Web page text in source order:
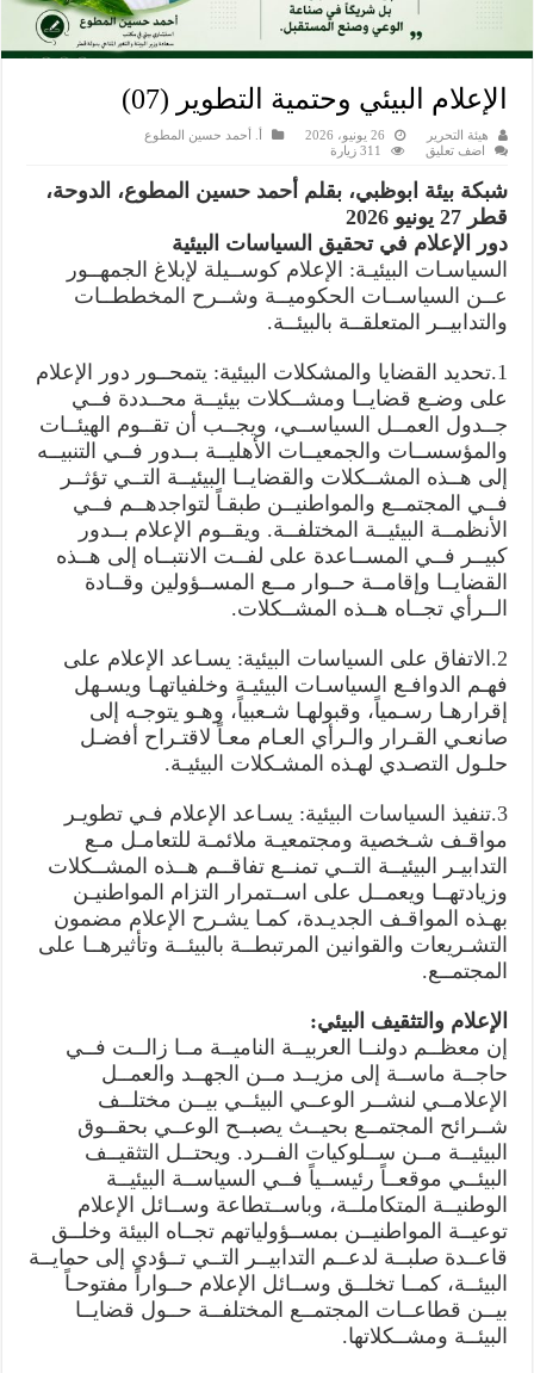
الإعلام البيئي وحتمية التطوير (07)
هيئة التحرير 26 يونيو، 2026
أ. أحمد حسين المطوع
اضف تعليق
311 زيارة
شبكة بيئة ابوظبي، بقلم أحمد حسين المطوع، الدوحة،
قطر 27 يونيو 2026
دور الإعلام في تحقيق السياسات البيئية
السياسـات البيئيـة: الإعلام كوســيلة لإبلاغ الجمهــور
عــن السياســات الحكوميــة وشــرح المخططــات
والتدابيــر المتعلقــة بالبيئــة.
1.تحديد القضايا والمشكلات البيئية: یتمحــور دور الإعلام
على وضـع قضايــا ومشــكلات بيئيــة محــددة فــي
جــدول العمــل السياســي، ويجــب أن تقــوم الهيئــات
والمؤسســات والجمعيــات الأهليــة بــدور فــي التنبيــه
إلى هــذه المشــكلات والقضايــا البيئيــة التــي تؤثــر
فــي المجتمــع والمواطنيــن طبقـاً لتواجدهــم فــي
الأنظمــة البيئيــة المختلفــة. ويقــوم الإعلام بــدور
كبيــر فــي المســاعدة على لفــت الانتبــاه إلى هــذه
القضايــا وإقامــة حــوار مــع المســؤولين وقــادة
الــرأي تجــاه هــذه المشــكلات.
2.الاتفاق على السياسات البيئية: يسـاعد الإعلام على
فهـم الدوافـع السياسـات البيئيـة وخلفياتهـا ويسـهل
إقرارهـا رسـمياً، وقبولهـا شـعبياً، وهـو يتوجـه إلى
صانعـي القـرار والـرأي العـام معـاً لاقتـراح أفضـل
حلـول التصـدي لهـذه المشـكلات البيئيـة.
3.تنفيذ السياسات البيئية: يسـاعد الإعلام فـي تطويـر
مواقـف شـخصية ومجتمعيـة ملائمـة للتعامـل مـع
التدابيـر البيئيــة التــي تمنــع تفاقــم هــذه المشــكلات
وزيادتهــا ويعمــل على اســتمرار التزام المواطنيـن
بهـذه المواقـف الجديـدة، كمـا يشـرح الإعلام مضمون
التشـريعات والقوانين المرتبطــة بالبيئــة وتأثيرهــا على
المجتمــع.
الإعلام والتثقيف البيئي:
إن معظــم دولنــا العربيــة الناميــة مــا زالــت فــي
حاجــة ماســة إلى مزيــد مــن الجهــد والعمــل
الإعلامــي لنشــر الوعــي البيئــي بيــن مختلــف
شــرائح المجتمــع بحيــث يصبــح الوعــي بحقــوق
البيئيــة مــن ســلوكيات الفــرد. ويحتــل التثقيــف
البيئــي موقعــاً رئيســياً فــي السياســة البيئيــة
الوطنيــة المتكاملــة، وباســتطاعة وســائل الإعلام
توعيــة المواطنيــن بمســؤولياتهم تجــاه البيئة وخلــق
قاعــدة صلبــة لدعــم التدابيــر التــي تــؤدي إلى حمايــة
البيئــة، كمــا تخلــق وســائل الإعلام حــواراً مفتوحـاً
بيــن قطاعــات المجتمــع المختلفــة حــول قضايــا
البيئــة ومشــكلاتها.